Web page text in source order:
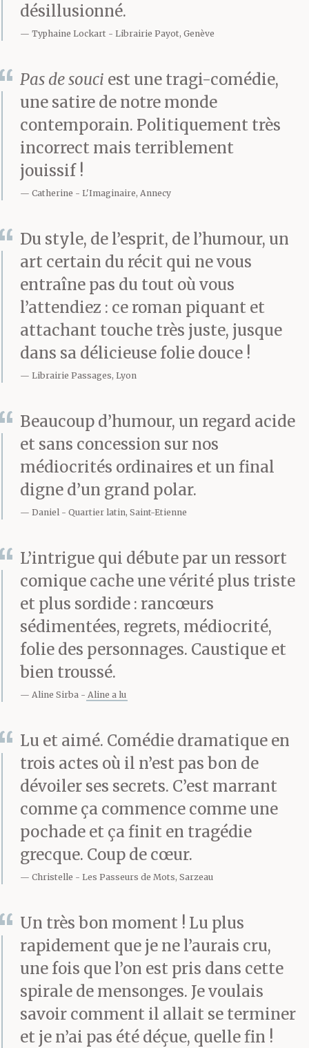
désillusionné.
Typhaine Lockart Librairie Payot, Genève
Pas de souci est une tragi-comédie,
une satire de notre monde
contemporain. Politiquement très
incorrect mais terriblement
jouissif !
Catherine L'Imaginaire, Annecy
Du style, de l’esprit, de l’humour, un
art certain du récit qui ne vous
entraîne pas du tout où vous
l’attendiez : ce roman piquant et
attachant touche très juste, jusque
dans sa délicieuse folie douce !
Librairie Passages, Lyon
Beaucoup d’humour, un regard acide
et sans concession sur nos
médiocrités ordinaires et un final
digne d’un grand polar.
Daniel Quartier latin, Saint-Etienne
L’intrigue qui débute par un ressort
comique cache une vérité plus triste
et plus sordide : rancœurs
sédimentées, regrets, médiocrité,
folie des personnages. Caustique et
bien troussé.
Aline Sirba Aline a lu
Lu et aimé. Comédie dramatique en
trois actes où il n’est pas bon de
dévoiler ses secrets. C’est marrant
comme ça commence comme une
pochade et ça finit en tragédie
grecque. Coup de cœur.
Christelle Les Passeurs de Mots, Sarzeau
Un très bon moment ! Lu plus
rapidement que je ne l’aurais cru,
une fois que l’on est pris dans cette
spirale de mensonges. Je voulais
savoir comment il allait se terminer
et je n’ai pas été déçue, quelle fin !